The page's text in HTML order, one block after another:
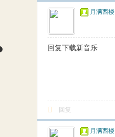
月满西楼
回复下载新音乐
回复
月满西楼